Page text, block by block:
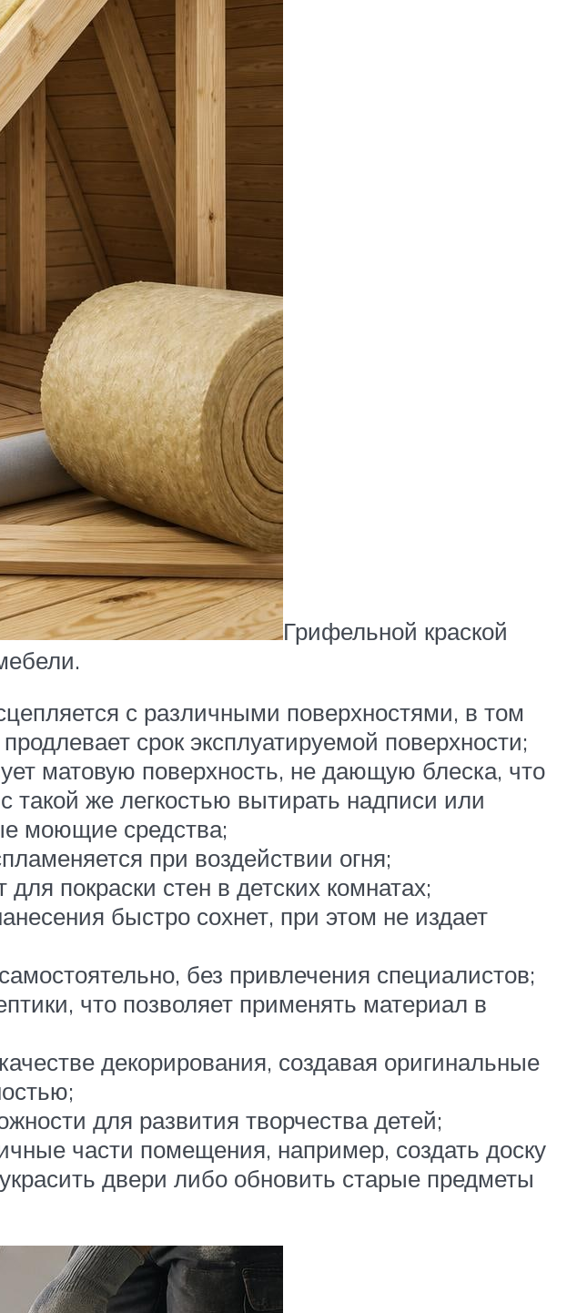
Грифельной краской
с различными поверхностями, в том
срок эксплуатируемой поверхности;
матовую поверхность, не дающую блеска, что
такой же легкостью вытирать надписи или
моющие средства;
при воздействии огня;
покраски стен в детских комнатах;
быстро сохнет, при этом не издает
без привлечения специалистов;
что позволяет применять материал в
декорирования, создавая оригинальные
для развития творчества детей;
части помещения, например, создать доску
двери либо обновить старые предметы